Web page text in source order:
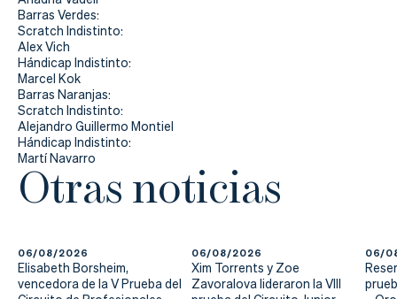
Barras Verdes:
Scratch Indistinto:
Alex Vich
Hándicap Indistinto:
Marcel Kok
Barras Naranjas:
Scratch Indistinto:
Alejandro Guillermo Montiel
Hándicap Indistinto:
Martí Navarro
Otras noticias
06/08/2026
Elisabeth Borsheim,
vencedora de la V Prueba del
06/08/2026
Xim Torrents y Zoe
Zavoralova lideraron la VIII
06/